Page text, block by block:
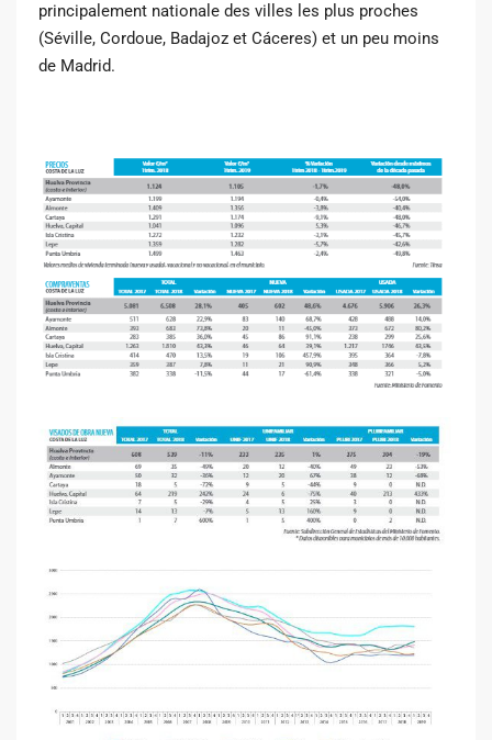
principalement nationale des villes les plus proches
(Séville, Cordoue, Badajoz et Cáceres) et un peu moins
de Madrid.